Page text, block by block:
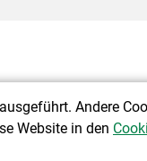
Andere
Website in den